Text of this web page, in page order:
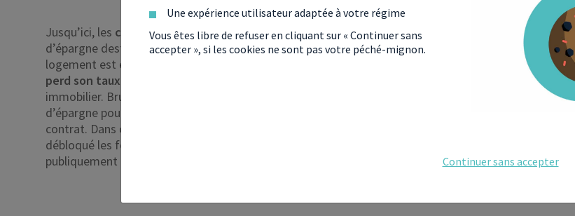
Jusqu’ici, les conditions de retrait d’un PELne permettent pas de débloquer d’argent sur son livret
d’épargne destiné au départ à un projet d’achat immobilier. Lorsque le capital d’un plan d’épargne
logement est effectué
après la date de souscription, le détenteur du contrat
perd son taux rémunérateur
immobilier. Bruno Lemaire entend changer cette clause en
d’épargne pour des travaux énergétiques, sans occasionner de perte financière aux détenteurs du
contrat. Dans ce cas unique, l’épargnant ne sera pas contraint par la fermeture du contrat après avoir
débloqué les fonds et ce, même si le PEL a moins de 4 ans. Ce sont, à ce jour, les promesses énoncées
publiquement par le ministre de l’Économie la semaine dernière.
Une expérience utilisateur adaptée à votre régime
Vous êtes libre de refuser en cliquant sur « Continuer sans
accepter », si les cookies ne sont pas votre péché-mignon.
Continuer sans accepter